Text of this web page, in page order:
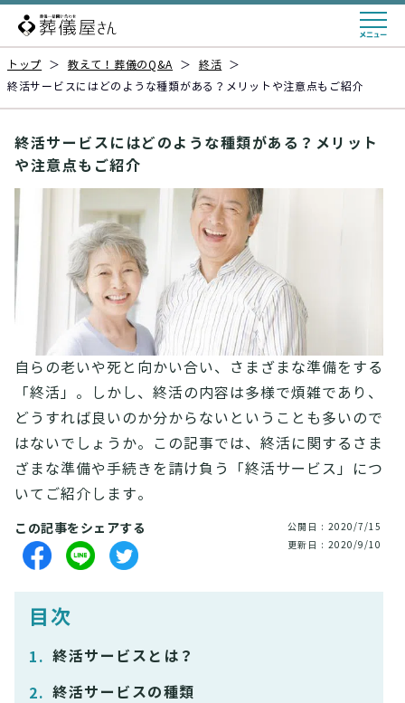
トップ ＞ 教えて！葬儀のQ&A ＞ 終活 ＞
終活サービスにはどのような種類がある？メリットや注意点もご紹介
終活サービスにはどのような種類がある？メリット
や注意点もご紹介
自らの老いや死と向かい合い、さまざまな準備をする
「終活」。しかし、終活の内容は多様で煩雑であり、
どうすれば良いのか分からないということも多いので
はないでしょうか。この記事では、終活に関するさま
ざまな準備や手続きを請け負う「終活サービス」につ
いてご紹介します。
この記事をシェアする
公開日 : 2020/7/15
更新日 : 2020/9/10
目次
終活サービスとは？
終活サービスの種類